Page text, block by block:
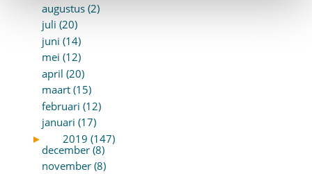
augustus (2)
juli (20)
juni (14)
mei (12)
april (20)
maart (15)
februari (12)
januari (17)
►
2019 (147)
december (8)
november (8)